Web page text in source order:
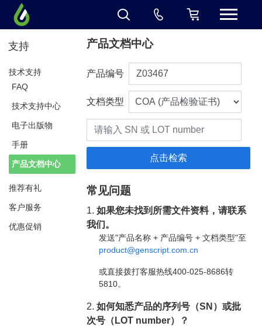
支持
技术支持
FAQ
技术支持中心
电子出版物
手册
产品文档中心
推荐有礼
客户服务
优惠促销
产品文档中心
产品编号
文档类型
常见问题
1.如果您未找到所需文件资料，请联系
我们。
发送"产品名称 + 产品编号 + 文档类型"至
product@genscript.com.cn
或直接拨打客服热线400-025-8686转
5810。
2.如何知悉产品的序列号（SN）或批
次号（LOT number）？